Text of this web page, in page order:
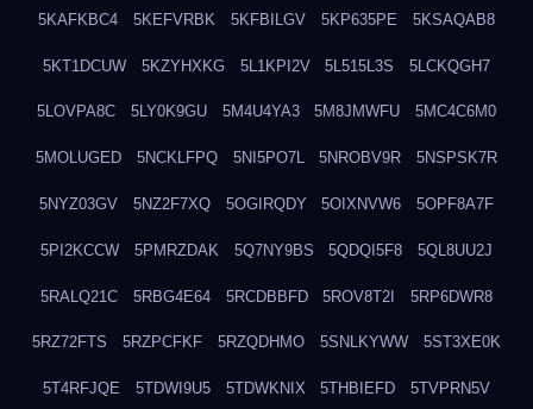
5KAFKBC4 5KEFVRBK 5KFBILGV 5KP635PE 5KSAQAB8
5KT1DCUW 5KZYHXKG 5L1KPI2V 5L515L3S 5LCKQGH7
5LOVPA8C 5LY0K9GU 5M4U4YA3 5M8JMWFU 5MC4C6M0
5MOLUGED 5NCKLFPQ 5NI5PO7L 5NROBV9R 5NSPSK7R
5NYZ03GV 5NZ2F7XQ 5OGIRQDY 5OIXNVW6 5OPF8A7F
5PI2KCCW 5PMRZDAK 5Q7NY9BS 5QDQI5F8 5QL8UU2J
5RALQ21C 5RBG4E64 5RCDBBFD 5ROV8T2I 5RP6DWR8
5RZ72FTS 5RZPCFKF 5RZQDHMO 5SNLKYWW 5ST3XE0K
5T4RFJQE 5TDWI9U5 5TDWKNIX 5THBIEFD 5TVPRN5V